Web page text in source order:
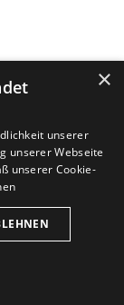
von
×
unserer
unserer Webseite
unserer Cookie-
die Website benötigt werden.
Sie können die